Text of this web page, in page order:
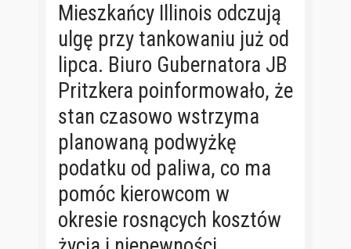
Mieszkańcy Illinois odczują
ulgę przy tankowaniu już od
lipca. Biuro Gubernatora JB
Pritzkera poinformowało, że
stan czasowo wstrzyma
planowaną podwyżkę
podatku od paliwa, co ma
pomóc kierowcom w
okresie rosnących kosztów